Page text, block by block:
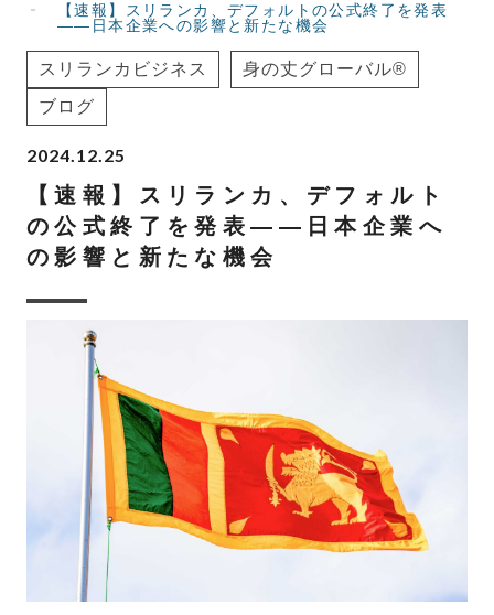
【速報】スリランカ、デフォルトの公式終了を発表
——日本企業への影響と新たな機会
スリランカビジネス
身の丈グローバル®
ブログ
2024.12.25
【速報】スリランカ、デフォルト
の公式終了を発表——日本企業へ
の影響と新たな機会